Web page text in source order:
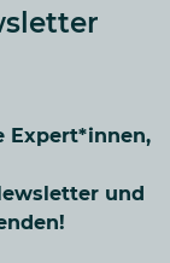
Expert*innen,
und